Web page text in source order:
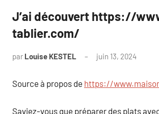
J’ai découvert https://
tablier.com/
par Louise KESTEL juin 13, 2024
Source à propos de https://
Saviez-vous que préparer des plats